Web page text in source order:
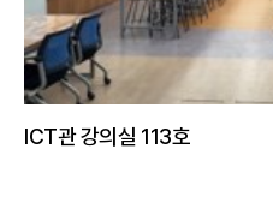
ICT관 강의실 113호